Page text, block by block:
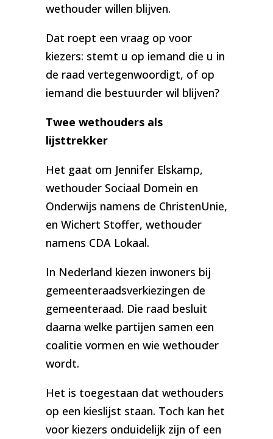
wethouder willen blijven.
Dat roept een vraag op voor
kiezers: stemt u op iemand die u in
de raad vertegenwoordigt, of op
iemand die bestuurder wil blijven?
Twee wethouders als
lijsttrekker
Het gaat om Jennifer Elskamp,
wethouder Sociaal Domein en
Onderwijs namens de ChristenUnie,
en Wichert Stoffer, wethouder
namens CDA Lokaal.
In Nederland kiezen inwoners bij
gemeenteraadsverkiezingen de
gemeenteraad. Die raad besluit
daarna welke partijen samen een
coalitie vormen en wie wethouder
wordt.
Het is toegestaan dat wethouders
op een kieslijst staan. Toch kan het
voor kiezers onduidelijk zijn of een